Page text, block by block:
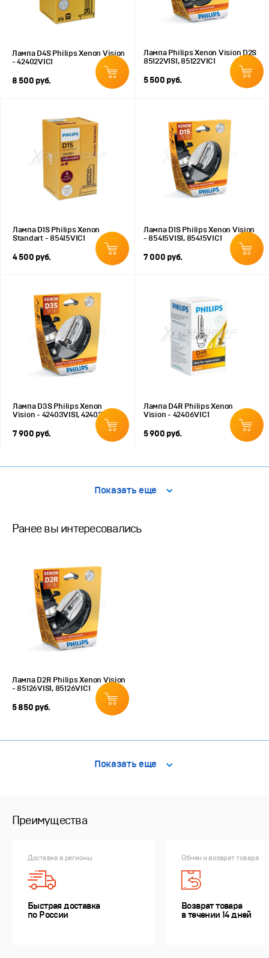
Лампа D4S Philips Xenon Vision
- 42402VIС1
8 500 руб.
Лампа Philips Xenon Vision D2S
85122VIS1, 85122VIС1
5 500 руб.
Лампа D1S Philips Xenon
Standart - 85415VIС1
4 500 руб.
Лампа D1S Philips Xenon Vision
- 85415VIS1, 85415VIС1
7 000 руб.
Лампа D3S Philips Xenon
Vision - 42403VIS1, 42403VIС1
7 900 руб.
Лампа D4R Philips Xenon
Vision - 42406VIС1
5 900 руб.
Показать еще
Ранее вы интересовались
Лампа D2R Philips Xenon Vision
- 85126VIS1, 85126VIС1
5 850 руб.
Показать еще
Преимущества
Доставка в регионы
Быстрая доставка
по России
Обмен и возврат товара
Возврат товара
в течении 14 дней